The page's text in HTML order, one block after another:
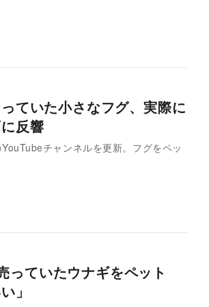
ていた小さなフグ、実際に
反響
チャンネルを更新。フグをペッ
ていたウナギをペット
」